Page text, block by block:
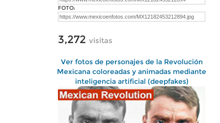
FOTO:
3,272 visitas
Ver fotos de personajes de la Revolución
Mexicana coloreadas y animadas mediante
inteligencia artificial (deepfakes)